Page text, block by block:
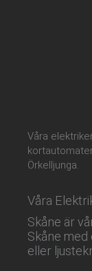
Våra
Örkelljunga.
Våra
Skåne är
Skåne med
eller